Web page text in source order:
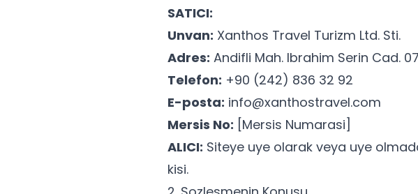
SATICI:
Unvan: Xanthos Travel Turizm Ltd. Sti.
Adres: Andifli Mah. Ibrahim Serin Cad.
Telefon: +90 (242) 836 32 92
E-posta: info@xanthostravel.com
Mersis No: [Mersis Numarasi]
ALICI: Siteye uye olarak veya uye
kisi.